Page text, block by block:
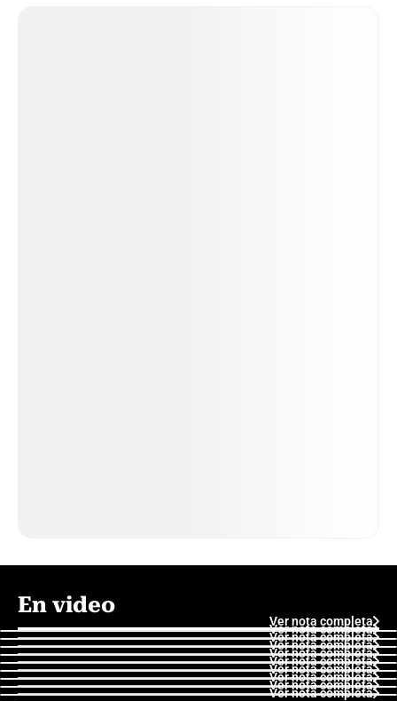
En video
Ver nota completa
Ver nota completa
Ver nota completa
Ver nota completa
Ver nota completa
Ver nota completa
Ver nota completa
Ver nota completa
Ver nota completa
Ver nota completa